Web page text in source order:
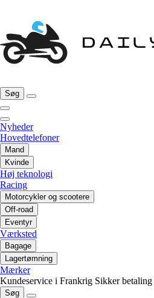
Søg
Nyheder
Hovedtelefoner
Mand
Kvinde
Høj teknologi
Racing
Motorcykler og scootere
Off-road
Eventyr
Værksted
Bagage
Lagertømning
Mærker
Kundeservice i Frankrig Sikker betaling
Søg